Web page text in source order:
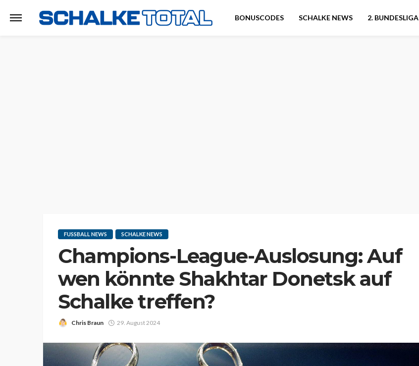
BONUSCODES SCHALKE NEWS 2. BUNDESLIGA
FUSSBALL NEWS SCHALKE NEWS
Champions-League-Auslosung: Auf
wen könnte Shakhtar Donetsk auf
Schalke treffen?
Chris Braun 29. August 2024